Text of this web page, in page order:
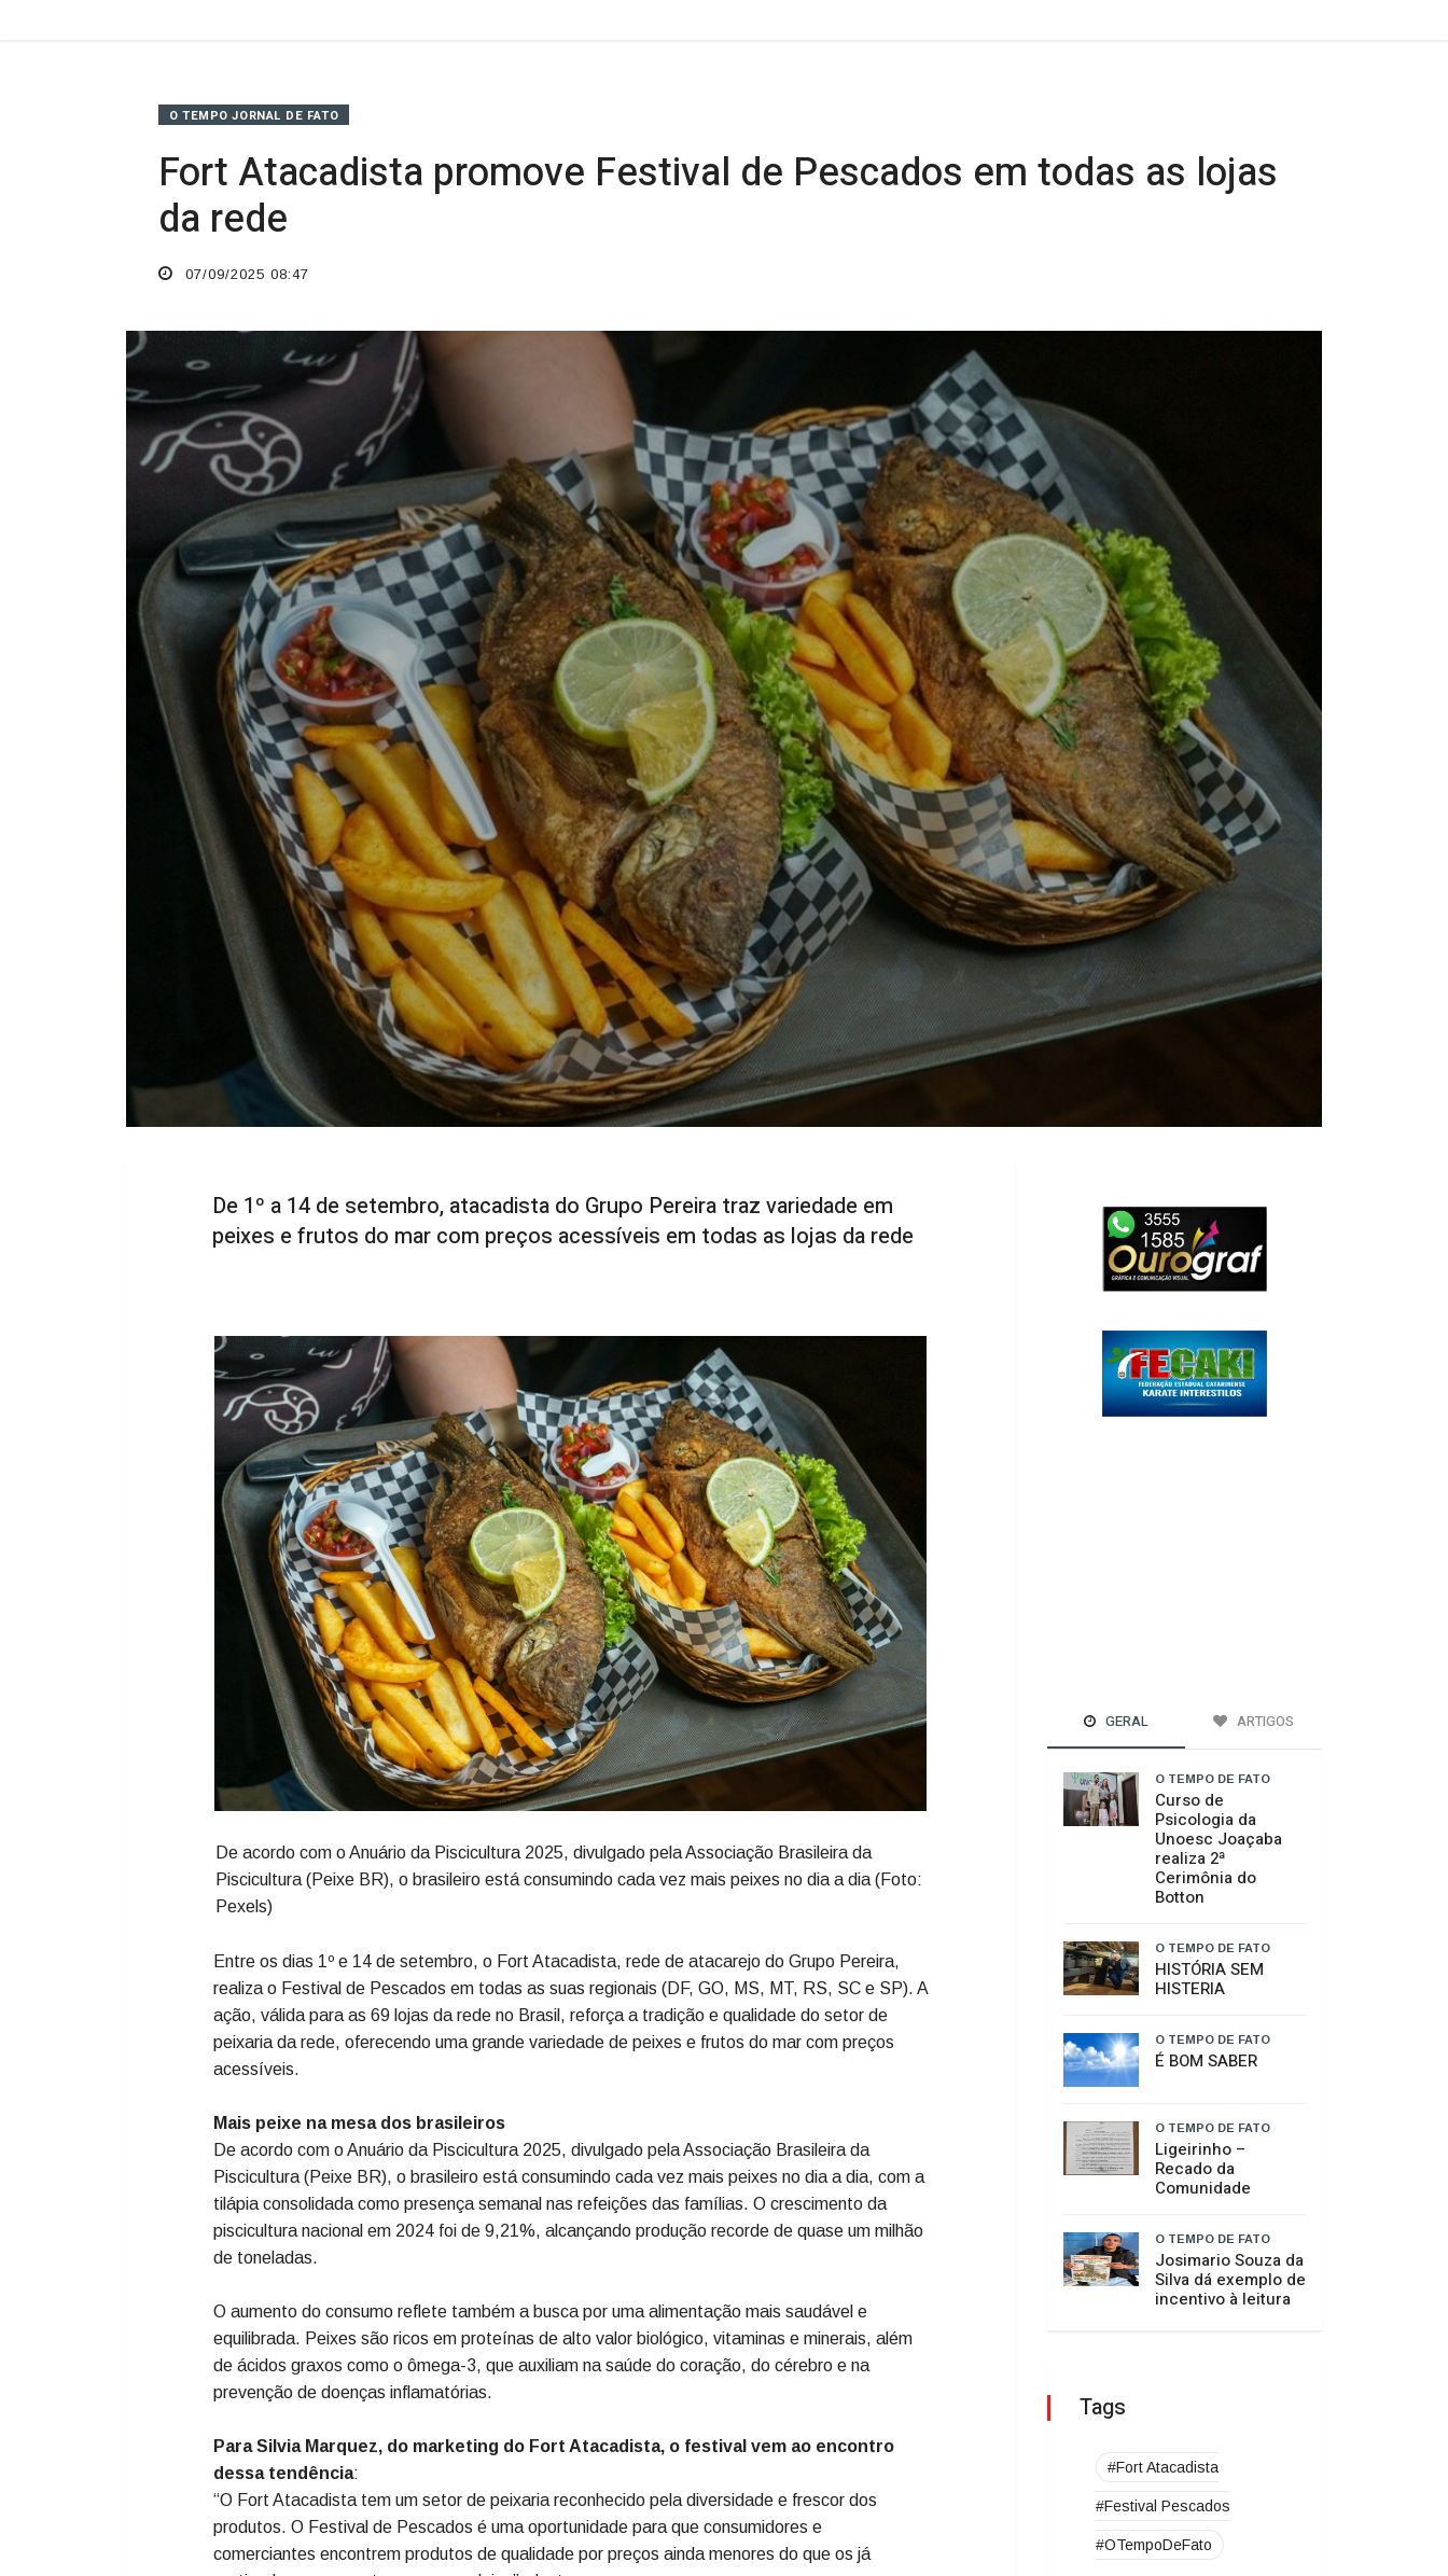
O TEMPO JORNAL DE FATO
Fort Atacadista promove Festival de Pescados em todas as lojas
da rede
07/09/2025 08:47
De 1º a 14 de setembro, atacadista do Grupo Pereira traz variedade em
peixes e frutos do mar com preços acessíveis em todas as lojas da rede
Piscicultura (Peixe BR), o brasileiro está consumindo cada vez mais peixes no dia a dia (Foto:
Pexels)
Entre os dias 1º e 14 de setembro, o Fort Atacadista, rede de atacarejo do Grupo Pereira,
realiza o Festival de Pescados em todas as suas regionais (DF, GO, MS, MT, RS, SC e SP). A
ação, válida para as 69 lojas da rede no Brasil, reforça a tradição e qualidade do setor de
acessíveis.
Mais peixe na mesa dos brasileiros
De acordo com o Anuário da Piscicultura 2025, divulgado pela Associação Brasileira da
tilápia consolidada como presença semanal nas refeições das famílias. O crescimento da
piscicultura nacional em 2024 foi de 9,21%, alcançando produção recorde de quase um milhão
de toneladas.
O aumento do consumo reflete também a busca por uma alimentação mais saudável e
GERAL ARTIGOS
O TEMPO DE FATO
Curso de
Psicologia da
Cerimônia do
Botton
HISTERIA
O TEMPO DE FATO
O TEMPO DE FATO
Josimario Souza da
Silva dá exemplo de
incentivo à leitura